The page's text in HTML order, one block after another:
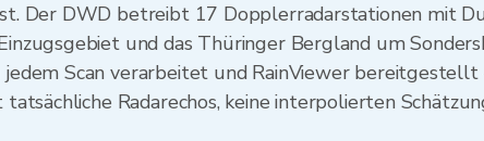
Der DWD betreibt 17 Dopplerradarstationen mit
und das Thüringer Bergland um
jedem Scan verarbeitet und RainViewer
tatsächliche Radarechos, keine interpolierten